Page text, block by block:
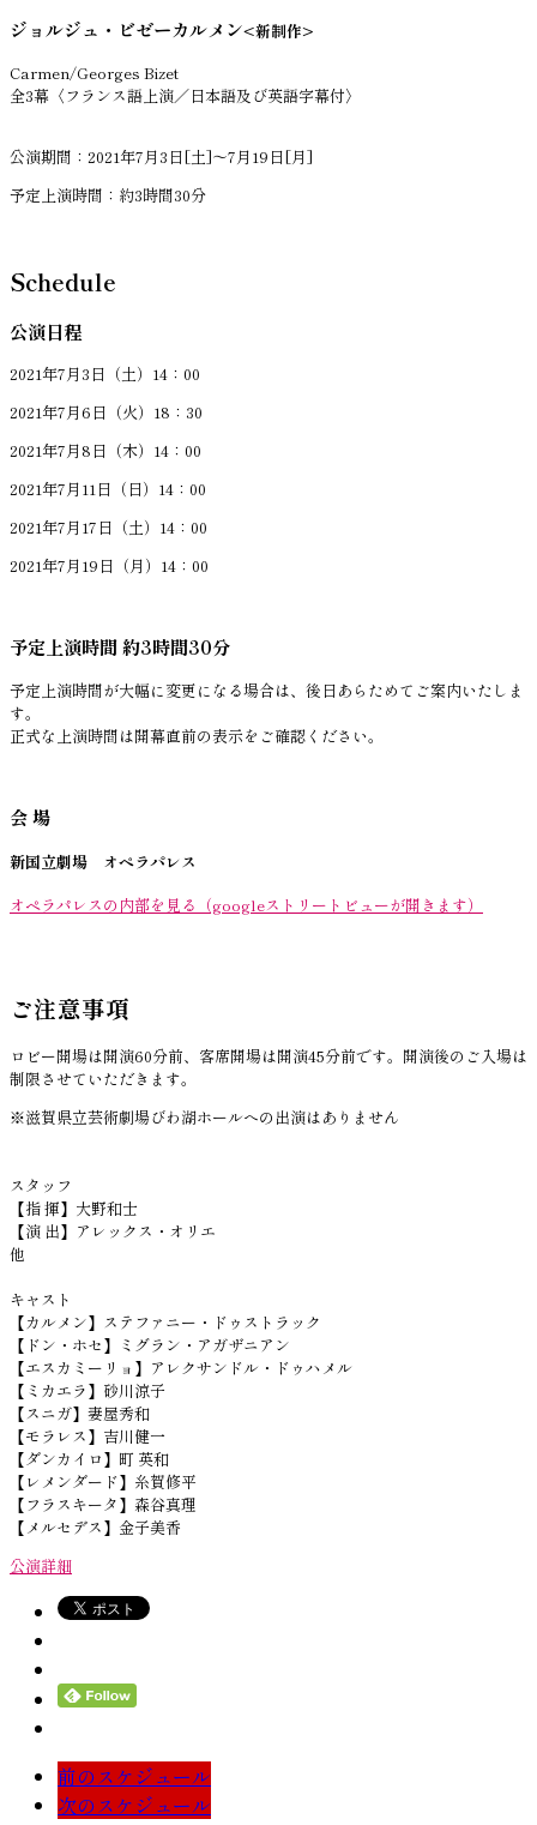
ジョルジュ・ビゼーカルメン<新制作>
Carmen/Georges Bizet
全3幕〈フランス語上演／日本語及び英語字幕付〉
公演期間：2021年7月3日[土]～7月19日[月]
予定上演時間：約3時間30分
Schedule
公演日程
2021年7月3日（土）14：00
2021年7月6日（火）18：30
2021年7月8日（木）14：00
2021年7月11日（日）14：00
2021年7月17日（土）14：00
2021年7月19日（月）14：00
予定上演時間 約3時間30分
予定上演時間が大幅に変更になる場合は、後日あらためてご案内いたしま
す。
正式な上演時間は開幕直前の表示をご確認ください。
会 場
新国立劇場 オペラパレス
オペラパレスの内部を見る（googleストリートビューが開きます）
ご注意事項
ロビー開場は開演60分前、客席開場は開演45分前です。開演後のご入場は
制限させていただきます。
※滋賀県立芸術劇場びわ湖ホールへの出演はありません
スタッフ
【指 揮】大野和士
【演 出】アレックス・オリエ
他
キャスト
【カルメン】ステファニー・ドゥストラック
【ドン・ホセ】ミグラン・アガザニアン
【エスカミーリョ】アレクサンドル・ドゥハメル
【ミカエラ】砂川涼子
【スニガ】妻屋秀和
【モラレス】吉川健一
【ダンカイロ】町 英和
【レメンダード】糸賀修平
【フラスキータ】森谷真理
【メルセデス】金子美香
公演詳細
前のスケジュール
次のスケジュール